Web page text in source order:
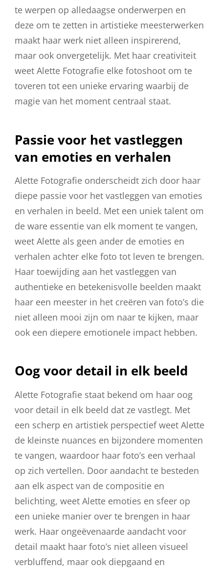
te werpen op alledaagse onderwerpen en
deze om te zetten in artistieke meesterwerken
maakt haar werk niet alleen inspirerend,
maar ook onvergetelijk. Met haar creativiteit
weet Alette Fotografie elke fotoshoot om te
toveren tot een unieke ervaring waarbij de
magie van het moment centraal staat.
Passie voor het vastleggen
van emoties en verhalen
Alette Fotografie onderscheidt zich door haar
diepe passie voor het vastleggen van emoties
en verhalen in beeld. Met een uniek talent om
de ware essentie van elk moment te vangen,
weet Alette als geen ander de emoties en
verhalen achter elke foto tot leven te brengen.
Haar toewijding aan het vastleggen van
authentieke en betekenisvolle beelden maakt
haar een meester in het creëren van foto’s die
niet alleen mooi zijn om naar te kijken, maar
ook een diepere emotionele impact hebben.
Oog voor detail in elk beeld
Alette Fotografie staat bekend om haar oog
voor detail in elk beeld dat ze vastlegt. Met
een scherp en artistiek perspectief weet Alette
de kleinste nuances en bijzondere momenten
te vangen, waardoor haar foto’s een verhaal
op zich vertellen. Door aandacht te besteden
aan elk aspect van de compositie en
belichting, weet Alette emoties en sfeer op
een unieke manier over te brengen in haar
werk. Haar ongeëvenaarde aandacht voor
detail maakt haar foto’s niet alleen visueel
verbluffend, maar ook diepgaand en